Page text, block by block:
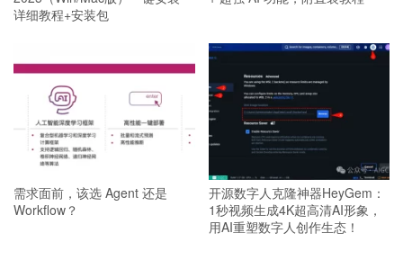
详细教程+安装包
需求面前，该选 Agent 还是
Workflow？
开源数字人克隆神器HeyGem：
1秒视频生成4K超高清AI形象，
用AI重塑数字人创作生态！